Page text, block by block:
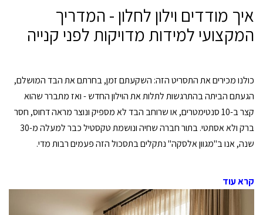
איך מודדים וילון לחלון - המדריך
המקצועי למידות מדויקות לפני קנייה
כולנו מכירים את התסריט הזה: השקעתם זמן, בחרתם את הבד המושלם,
הגעתם הביתה בהתרגשות לתלות את הוילון החדש - ואז מתברר שהוא
קצר ב-10 סנטימטרים, או שרוחב הבד לא מספיק ונוצר מראה דחוס, חסר
ברק ולא אסתטי. בתור חברה שחיה ונושמת טקסטיל כבר למעלה מ-30
שנה, אנו ב"מגוון אלסקה" נתקלים בתסכול הזה פעמים רבות מדי.
קרא עוד